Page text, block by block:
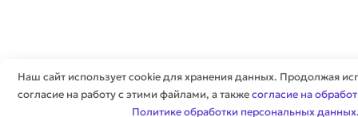
Наш сайт использует cookie для хранения данных. Продолжая
согласие на работу с этими файлами, а такжесогласие на
Политике обработки персональных данных